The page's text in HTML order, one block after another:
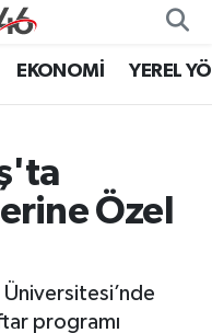
EKONOMİ YEREL
Özel
programı
Fikstür